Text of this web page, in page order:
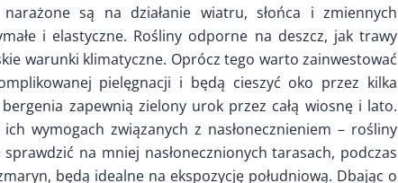
są na działanie wiatru, słońca i zmiennych
i elastyczne. Rośliny odporne na deszcz, jak trawy
warunki klimatyczne. Oprócz tego warto zainwestować
pielęgnacji i będą cieszyć oko przez kilka
zapewnią zielony urok przez całą wiosnę i lato.
wymogach związanych z nasłonecznieniem – rośliny
na mniej nasłonecznionych tarasach, podczas
będą idealne na ekspozycję południową. Dbając o